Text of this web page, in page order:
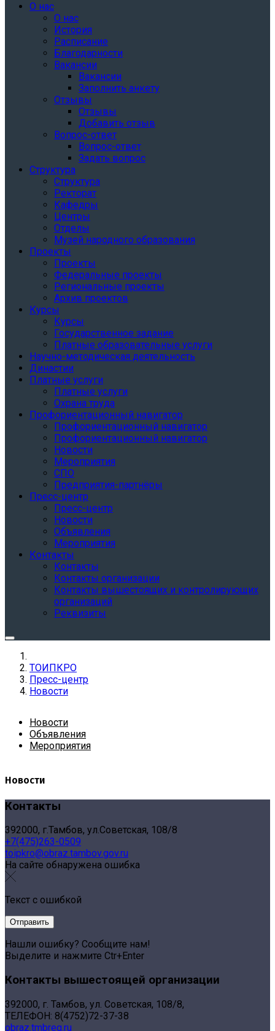
О нас
О нас
История
Расписание
Благодарности
Вакансии
Вакансии
Заполнить анкету
Отзывы
Отзывы
Добавить отзыв
Вопрос-ответ
Вопрос-ответ
Задать вопрос
Структура
Структура
Ректорат
Кафедры
Центры
Отделы
Музей народного образования
Проекты
Проекты
Федеральные проекты
Региональные проекты
Архив проектов
Курсы
Курсы
Государственное задание
Платные образовательные услуги
Научно-методическая деятельность
Династии
Платные услуги
Платные услуги
Охрана труда
Профориентационный навигатор
Профориентационный навигатор
Профориентационный навигатор
Новости
Мероприятия
СПО
Предприятия-партнёры
Пресс-центр
Пресс-центр
Новости
Объявления
Мероприятия
Контакты
Контакты
Контакты организации
Контакты вышестоящих и контролирующих
организаций
Реквизиты
ТОИПКРО
Пресс-центр
Новости
Новости
Объявления
Мероприятия
Новости
Контакты
392000, г.Тамбов, ул.Советская, 108/8
+7(475)263-0509
toipkro@obraz.tambov.gov.ru
На сайте обнаружена ошибка
Текст с ошибкой
Нашли ошибку? Сообщите нам!
Выделите и нажмите Ctr+Enter
Контакты вышестоящей организации
392000, г. Тамбов, ул. Советская, 108/8,
ТЕЛЕФОН: 8(4752)72-37-38
obraz.tmbreg.ru